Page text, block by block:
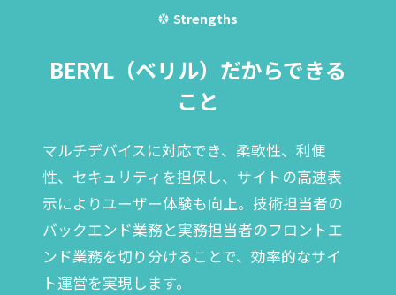
Strengths
BERYL（ベリル）だからできる
こと
マルチデバイスに対応でき、柔軟性、利便
性、セキュリティを担保し、サイトの高速表
示によりユーザー体験も向上。 技術担当者の
バックエンド業務と実務担当者のフロントエ
ンド業務を切り分けることで、効率的なサイ
ト運営を実現します。